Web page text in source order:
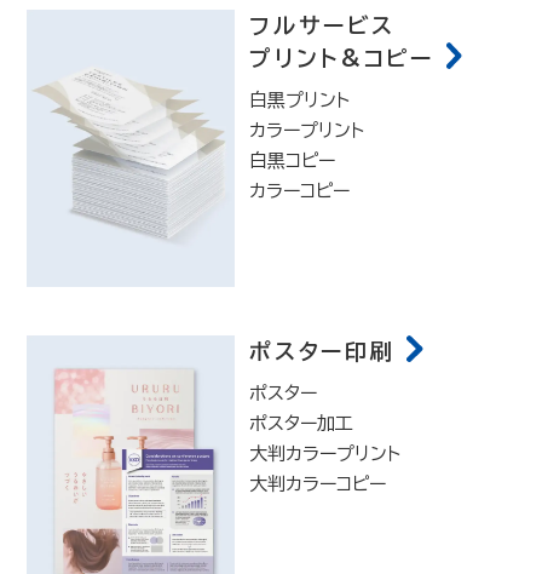
フルサービス
プリント&コピー
白黒プリント
カラープリント
白黒コピー
カラーコピー
ポスター印刷
ポスター
ポスター加工
大判カラープリント
大判カラーコピー